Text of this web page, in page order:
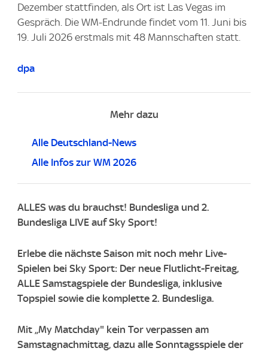
Dezember stattfinden, als Ort ist Las Vegas im
Gespräch. Die WM-Endrunde findet vom 11. Juni bis
19. Juli 2026 erstmals mit 48 Mannschaften statt.
dpa
Mehr dazu
Alle Deutschland-News
Alle Infos zur WM 2026
ALLES was du brauchst! Bundesliga und 2.
Bundesliga LIVE auf Sky Sport!
Erlebe die nächste Saison mit noch mehr Live-
Spielen bei Sky Sport: Der neue Flutlicht-Freitag,
ALLE Samstagspiele der Bundesliga, inklusive
Topspiel sowie die komplette 2. Bundesliga.
Mit „My Matchday" kein Tor verpassen am
Samstagnachmittag, dazu alle Sonntagsspiele der